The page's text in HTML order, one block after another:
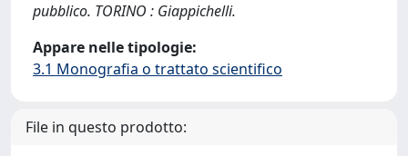
pubblico. TORINO : Giappichelli.
Appare nelle tipologie:
3.1 Monografia o trattato scientifico
File in questo prodotto: